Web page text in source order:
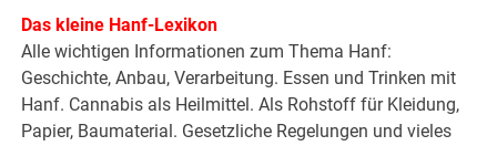
Das kleine Hanf-Lexikon
Alle wichtigen Informationen zum Thema Hanf:
Geschichte, Anbau, Verarbeitung. Essen und Trinken mit
Hanf. Cannabis als Heilmittel. Als Rohstoff für Kleidung,
Papier, Baumaterial. Gesetzliche Regelungen und vieles